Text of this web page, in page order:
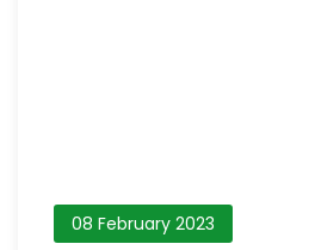
08 February 2023